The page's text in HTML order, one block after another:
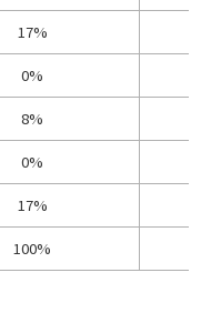
17%
0%
8%
0%
17%
100%